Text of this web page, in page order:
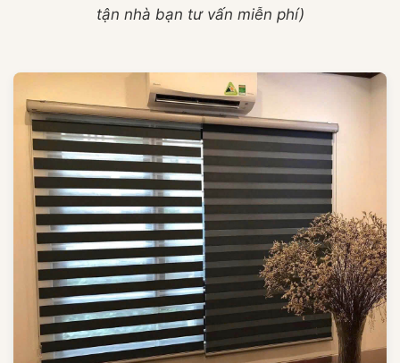
tận nhà bạn tư vấn miễn phí)